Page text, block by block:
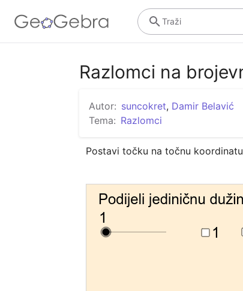
Traži
Razlomci na
Autor: suncokret, Damir Belavić
Tema: Razlomci
Postavi točku na točnu